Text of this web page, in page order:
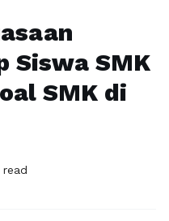
Siswa SMK
SMK di